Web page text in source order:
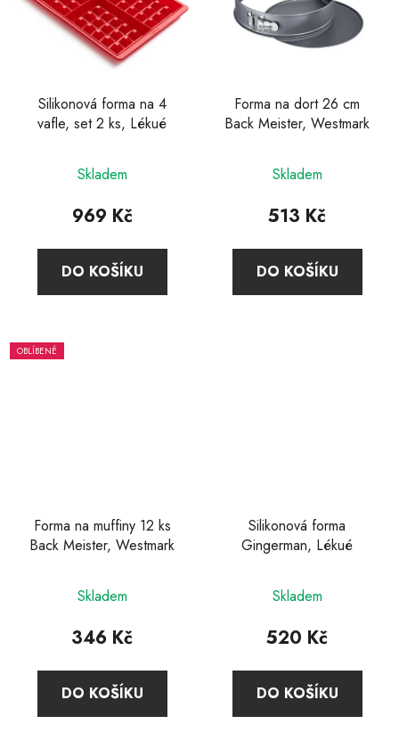
Silikonová forma na 4
vafle, set 2 ks, Lékué
Skladem
969 Kč
DO KOŠÍKU
Forma na dort 26 cm
Back Meister, Westmark
Skladem
513 Kč
DO KOŠÍKU
OBLÍBENÉ
Forma na muffiny 12 ks
Back Meister, Westmark
Skladem
346 Kč
DO KOŠÍKU
Silikonová forma
Gingerman, Lékué
Skladem
520 Kč
DO KOŠÍKU